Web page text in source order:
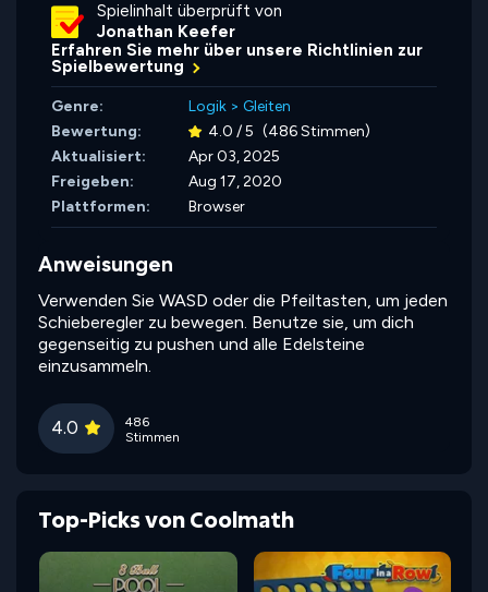
Spielinhalt überprüft von
Jonathan Keefer
Erfahren Sie mehr über unsere Richtlinien zur
Spielbewertung
Genre: Logik > Gleiten
Bewertung:
4.0 / 5 (486 Stimmen)
Aktualisiert:
Apr 03, 2025
Freigeben:
Aug 17, 2020
Plattformen:
Browser
Anweisungen
Verwenden Sie WASD oder die Pfeiltasten, um jeden
Schieberegler zu bewegen. Benutze sie, um dich
gegenseitig zu pushen und alle Edelsteine
einzusammeln.
4.0
486
Stimmen
Top-Picks von Coolmath